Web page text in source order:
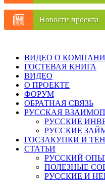
Новости проекта
ВИДЕО О
ГОСТЕВАЯ КНИГА
ВИДЕО
О ПРОЕКТЕ
ФОРУМ
ОБРАТНАЯ СВЯЗЬ
РУССКАЯ
РУССКИЕ
РУССКИЕ
ГОСЗАКУПКИ И
СТАТЬИ
РУССКИЙ
ПОЛЕЗНЫЕ
РУССКИЕ И